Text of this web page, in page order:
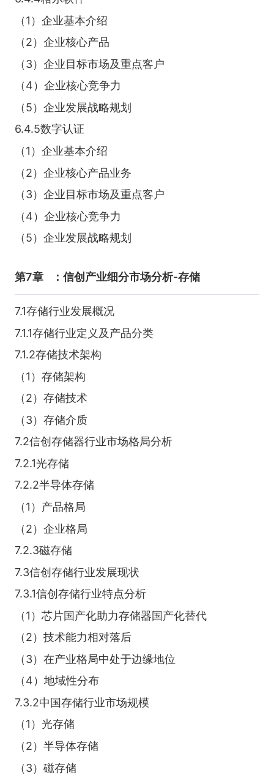
（1）企业基本介绍
（2）企业核心产品
（3）企业目标市场及重点客户
（4）企业核心竞争力
（5）企业发展战略规划
6.4.5数字认证
（1）企业基本介绍
（2）企业核心产品业务
（3）企业目标市场及重点客户
（4）企业核心竞争力
（5）企业发展战略规划
第7章 ：信创产业细分市场分析-存储
7.1存储行业发展概况
7.1.1存储行业定义及产品分类
7.1.2存储技术架构
（1）存储架构
（2）存储技术
（3）存储介质
7.2信创存储器行业市场格局分析
7.2.1光存储
7.2.2半导体存储
（1）产品格局
（2）企业格局
7.2.3磁存储
7.3信创存储行业发展现状
7.3.1信创存储行业特点分析
（1）芯片国产化助力存储器国产化替代
（2）技术能力相对落后
（3）在产业格局中处于边缘地位
（4）地域性分布
7.3.2中国存储行业市场规模
（1）光存储
（2）半导体存储
（3）磁存储